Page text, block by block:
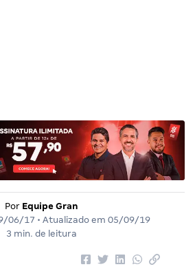
Por Equipe Gran
06/17 • Atualizado em 05/09/19
3 min. de leitura